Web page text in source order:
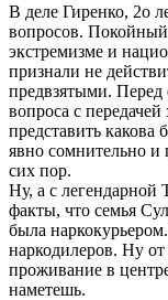
В деле Гиренко, 2о
вопросов.
экстремизме и
признали не
предвзятыми. Перед
вопроса с
представить какова
явно сомнительно и
сих пор.
Ну, а с легендарной
факты, что семья
была
наркодилеров. Ну от
проживание в
наметешь.